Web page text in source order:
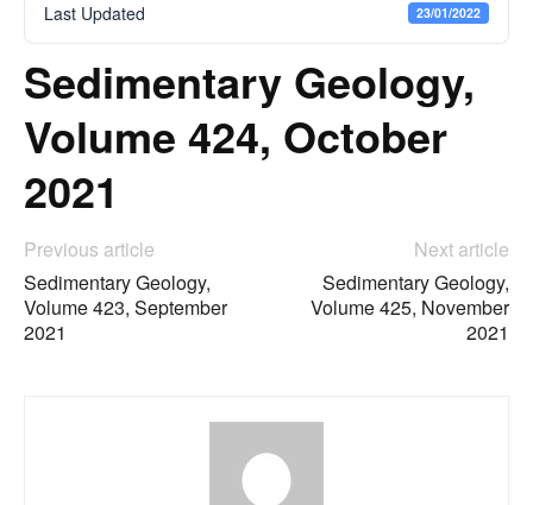
Last Updated 23/01/2022
Sedimentary Geology,
Volume 424, October
2021
Previous article
Sedimentary Geology,
Volume 423, September
2021
Next article
Sedimentary Geology,
Volume 425, November
2021